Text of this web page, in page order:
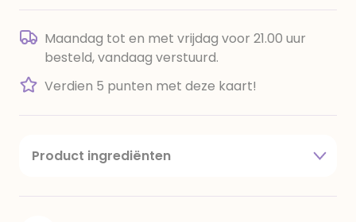
Maandag tot en met vrijdag voor 21.00 uur
besteld, vandaag verstuurd.
Verdien 5 punten met deze kaart!
Product ingrediënten
amandelen,cacaomassa, emulgator (sojalecithine),